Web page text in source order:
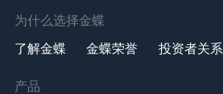
为什么选择金蝶
了解金蝶 金蝶荣誉 投资者关系
产品